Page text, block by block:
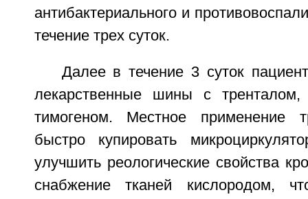
антибактериального и
течение трех суток.
Далее в течение 3 суток
лекарственные шины с
тимогеном. Местное применение
быстро купировать
улучшить реологические свойства
снабжение тканей кислородом,